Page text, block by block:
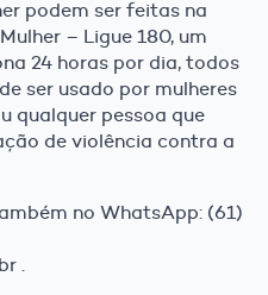
podem ser feitas na
– Ligue 180, um
24 horas por dia, todos
ser usado por mulheres
qualquer pessoa que
de violência contra a
no WhatsApp: (61)
.